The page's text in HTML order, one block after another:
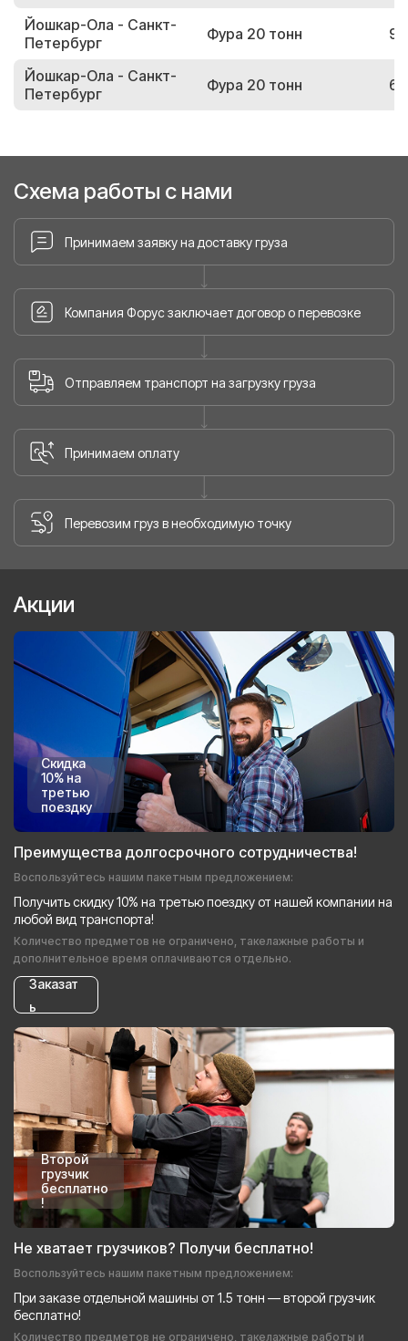
Йошкар-Ола - Санкт-
Петербург
Фура 20 тонн
Йошкар-Ола - Санкт-
Петербург
Фура 20 тонн
Схема работы с нами
Принимаем заявку на доставку груза
Компания Форус заключает договор о перевозке
Отправляем транспорт на загрузку груза
Принимаем оплату
Перевозим груз в необходимую точку
Акции
Скидка
10% на
третью
поездку
Преимущества долгосрочного сотрудничества!
Воспользуйтесь нашим пакетным предложением:
Получить скидку 10% на третью поездку от нашей компании на
любой вид транспорта!
Количество предметов не ограничено, такелажные работы и
дополнительное время оплачиваются отдельно.
Заказат
ь
Второй
грузчик
бесплатно
!
Не хватает грузчиков? Получи бесплатно!
Воспользуйтесь нашим пакетным предложением:
При заказе отдельной машины от 1.5 тонн — второй грузчик
бесплатно!
Количество предметов не ограничено, такелажные работы и